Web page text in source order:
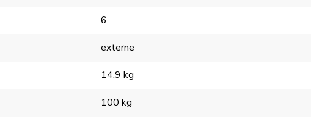
6
externe
14.9 kg
100 kg